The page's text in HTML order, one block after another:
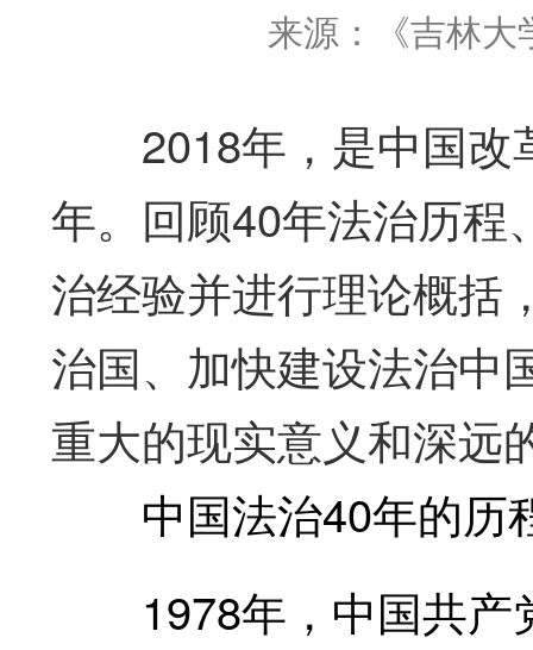
来源：《吉林
2018年，是中国改
年。回顾40年法治历程
治经验并进行理论概括
治国、加快建设法治中
重大的现实意义和深远
中国法治40年的历
1978年，中国共产